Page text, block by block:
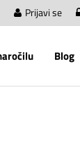
Prijavi se
Blog